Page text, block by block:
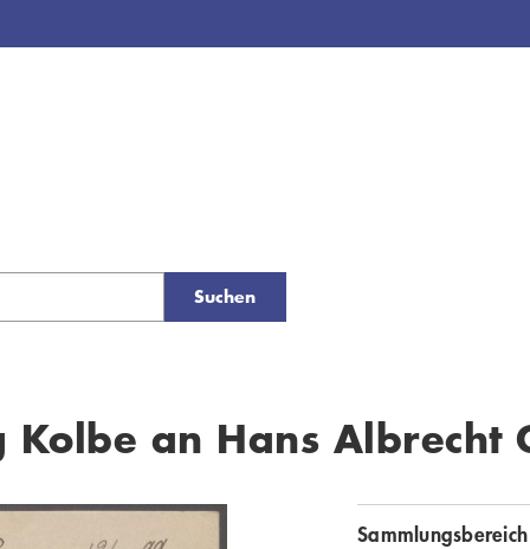
Suchen
Kolbe an Hans Albrecht
Sammlungsbereich